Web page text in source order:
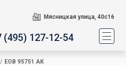
Мясницкая улица, 40с16
(495) 127-12-54
/ EOB 95751 AK